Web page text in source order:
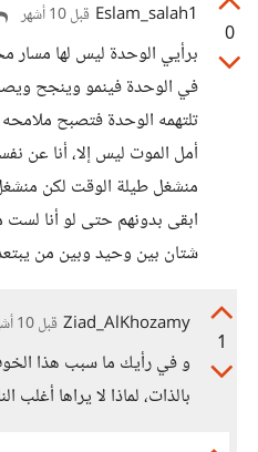
0
Eslam_salah1 قبل 10 أشهر
برأيي الوحدة ليس لها مسار
في الوحدة فينمو وينجح
تلتهمه الوحدة فتصبح
أمل الموت ليس إلا، أنا عن
منشغل طيلة الوقت لكن
ابقى بدونهم حتى لو أنا لست
شتان بين وحيد وبين من
1
Ziad_AlKhozamy قبل 10 أشهر
و في رأيك ما سبب هذا
بالذات، لماذا لا يراها أغلب